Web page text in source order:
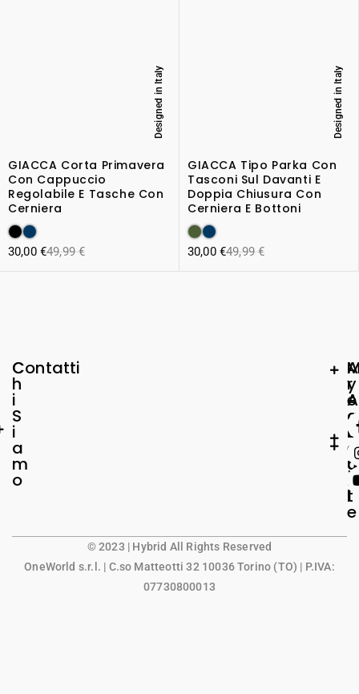
GIACCA Corta Primavera
Con Cappuccio
Regolabile E Tasche Con
Cerniera
Designed in Italy
49,99€
30,00 €
GIACCA Tipo Parka Con
Tasconi Sul Davanti E
Doppia Chiusura Con
Cerniera E Bottoni
Designed in Italy
49,99€
30,00 €
C
h
i
S
i
a
m
o
Contatti A
r
e
a
L
e
g
a
l
e
y
A
c
c
o
u
n
t
© 2023 | Hybrid All Rights Reserved
OneWorld s.r.l. | C.so Matteotti 32 10036 Torino (TO) | P.IVA:
07730800013